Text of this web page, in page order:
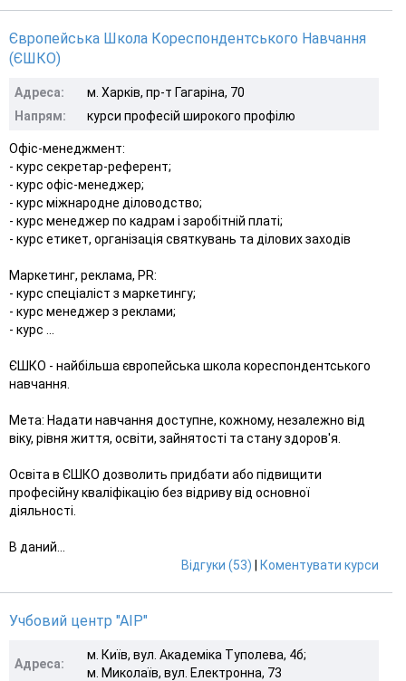
Європейська Школа Кореспондентського Навчання
(ЄШКО)
Адреса:
м. Харків, пр-т Гагаріна, 70
Напрям:
курси професій широкого профілю
Офіс-менеджмент:
- курс секретар-референт;
- курс офіс-менеджер;
- курс міжнародне діловодство;
- курс менеджер по кадрам і заробітній платі;
- курс етикет, організація святкувань та ділових заходів
Маркетинг, реклама, РR:
- курс спеціаліст з маркетингу;
- курс менеджер з реклами;
- курс ...
ЄШКО - найбільша європейська школа кореспондентського
навчання.
Мета: Надати навчання доступне, кожному, незалежно від
віку, рівня життя, освіти, зайнятості та стану здоров'я.
Освіта в ЄШКО дозволить придбати або підвищити
професійну кваліфікацію без відриву від основної
діяльності.
В даний...
Відгуки (53)
Коментувати курси
Учбовий центр "АІР"
Адреса:
м. Київ, вул. Академіка Туполева, 4б;
м. Миколаїв, вул. Електронна, 73